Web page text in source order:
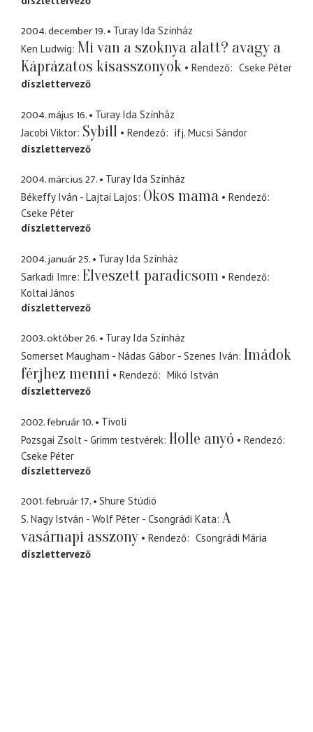
2004. december 19.
Turay Ida Színház
Ken Ludwig Mi van a szoknya alatt? avagy a
Káprázatos kisasszonyok
Rendező
Cseke Péter
díszlettervező
2004. május 16.
Turay Ida Színház
Jacobi Viktor Sybill Rendező
ifj. Mucsi Sándor
díszlettervező
2004. március 27.
Turay Ida Színház
Békeffy Iván - Lajtai Lajos Okos mama
Rendező
Cseke Péter
díszlettervező
2004. január 25.
Turay Ida Színház
Sarkadi Imre Elveszett paradicsom
Rendező
Koltai János
díszlettervező
2003. október 26.
Turay Ida Színház
Somerset Maugham - Nádas Gábor - Szenes Iván Imádok
férjhez menni
Rendező
Mikó István
díszlettervező
2002. február 10.
Tivoli
Pozsgai Zsolt - Grimm testvérek Holle anyó
Rendező
Cseke Péter
díszlettervező
2001. február 17.
Shure Stúdió
S. Nagy István - Wolf Péter - Csongrádi Kata A
vasárnapi asszony
Rendező
Csongrádi Mária
díszlettervező